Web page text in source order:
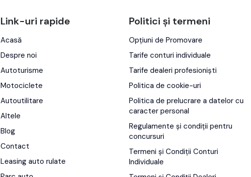
Link-uri rapide
Acasă
Despre noi
Autoturisme
Motociclete
Autoutilitare
Altele
Blog
Contact
Leasing auto rulate
Politici și termeni
Opțiuni de Promovare
Tarife conturi individuale
Tarife dealeri profesioniști
Politica de cookie-uri
Politica de prelucrare a datelor cu
caracter personal
Regulamente și condiții pentru
concursuri
Termeni și Condiții Conturi
Individuale